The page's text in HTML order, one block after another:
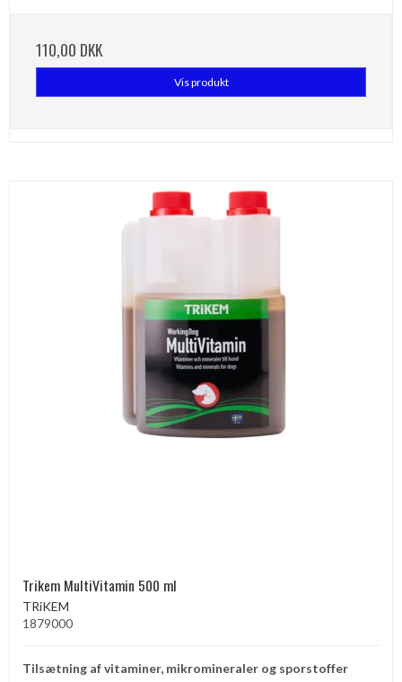
110,00 DKK
Vis produkt
Trikem MultiVitamin 500 ml
TRiKEM
1879000
Tilsætning af vitaminer, mikromineraler og sporstoffer